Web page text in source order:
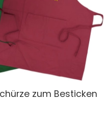
zum Besticken